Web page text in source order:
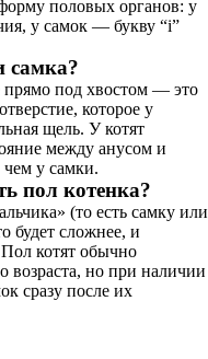
половых органов: у
у самок — букву “i”
самка?
прямо под хвостом — это
которое у
щель. У котят
между анусом и
у самки.
пол котенка?
(то есть самку или
будет сложнее, и
Пол котят обычно
возраста, но при наличии
сразу после их